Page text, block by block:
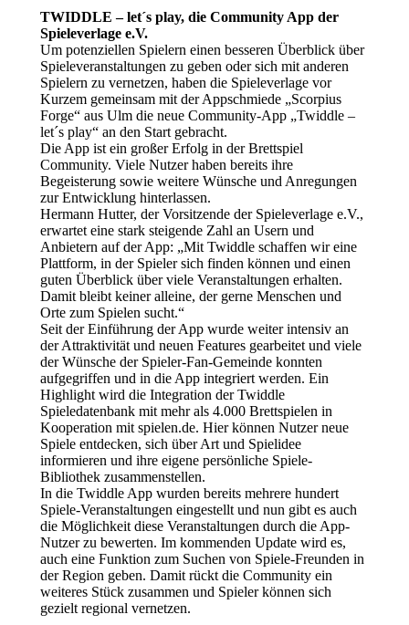
TWIDDLE – let´s play, die Community App der
Spieleverlage e.V.
Um potenziellen Spielern einen besseren Überblick über
Spieleveranstaltungen zu geben oder sich mit anderen
Spielern zu vernetzen, haben die Spieleverlage vor
Kurzem gemeinsam mit der Appschmiede „Scorpius
Forge“ aus Ulm die neue Community-App „Twiddle –
let´s play“ an den Start gebracht.
Die App ist ein großer Erfolg in der Brettspiel
Community. Viele Nutzer haben bereits ihre
Begeisterung sowie weitere Wünsche und Anregungen
zur Entwicklung hinterlassen.
Hermann Hutter, der Vorsitzende der Spieleverlage e.V.,
erwartet eine stark steigende Zahl an Usern und
Anbietern auf der App: „Mit Twiddle schaffen wir eine
Plattform, in der Spieler sich finden können und einen
guten Überblick über viele Veranstaltungen erhalten.
Damit bleibt keiner alleine, der gerne Menschen und
Orte zum Spielen sucht.“
Seit der Einführung der App wurde weiter intensiv an
der Attraktivität und neuen Features gearbeitet und viele
der Wünsche der Spieler-Fan-Gemeinde konnten
aufgegriffen und in die App integriert werden. Ein
Highlight wird die Integration der Twiddle
Spieledatenbank mit mehr als 4.000 Brettspielen in
Kooperation mit spielen.de. Hier können Nutzer neue
Spiele entdecken, sich über Art und Spielidee
informieren und ihre eigene persönliche Spiele-
Bibliothek zusammenstellen.
In die Twiddle App wurden bereits mehrere hundert
Spiele-Veranstaltungen eingestellt und nun gibt es auch
die Möglichkeit diese Veranstaltungen durch die App-
Nutzer zu bewerten. Im kommenden Update wird es,
auch eine Funktion zum Suchen von Spiele-Freunden in
der Region geben. Damit rückt die Community ein
weiteres Stück zusammen und Spieler können sich
gezielt regional vernetzen.